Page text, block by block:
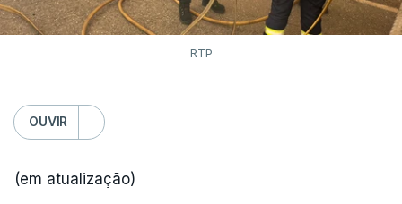
RTP
OUVIR
(em atualização)